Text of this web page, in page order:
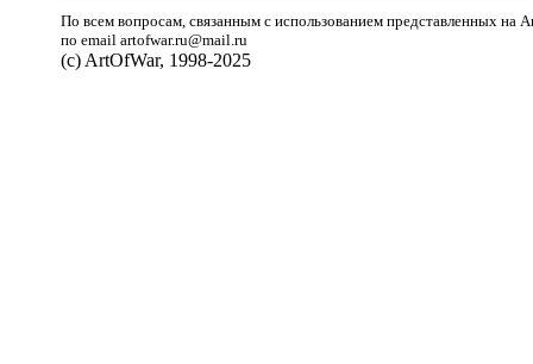
По всем вопросам, связанным с использованием представленных на
по email artofwar.ru@mail.ru
(с) ArtOfWar, 1998-2025